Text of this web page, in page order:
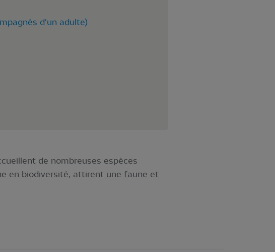
d'un adulte)
de nombreuses espèces
en biodiversité, attirent une faune et